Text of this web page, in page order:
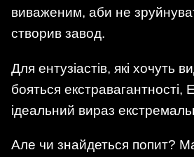
виваженим, аби не
створив завод.
Для ентузіастів, які хочуть
бояться
ідеальний вираз
Але чи знайдеться попит?